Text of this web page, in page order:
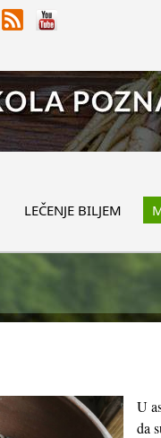
LEČENJE BILJEM
U
da